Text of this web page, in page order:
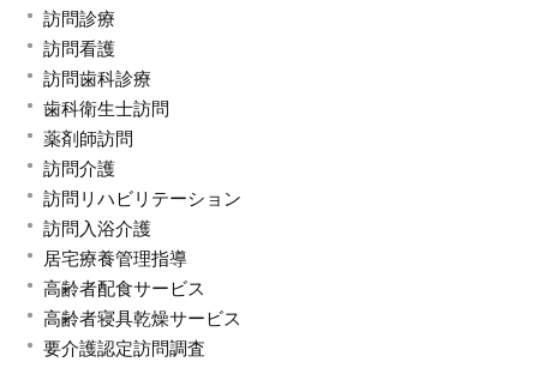
訪問診療
訪問看護
訪問歯科診療
歯科衛生士訪問
薬剤師訪問
訪問介護
訪問リハビリテーション
訪問入浴介護
居宅療養管理指導
高齢者配食サービス
高齢者寝具乾燥サービス
要介護認定訪問調査